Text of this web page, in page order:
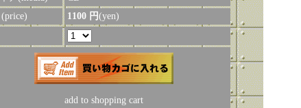
1100 円(yen)
add to shopping cart